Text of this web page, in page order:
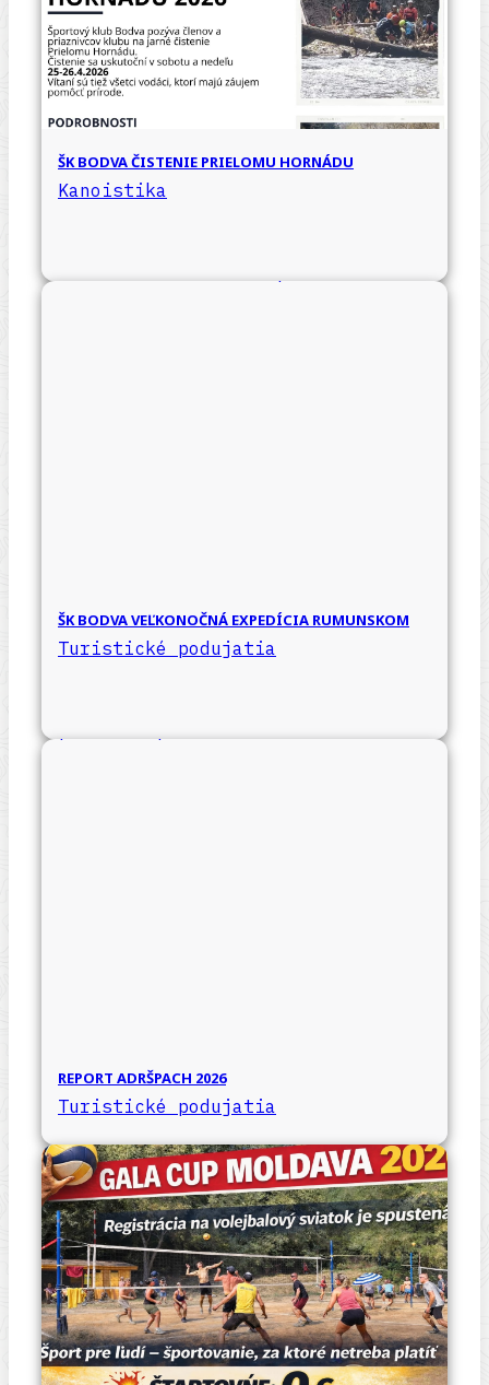
ŠK BODVA ČISTENIE PRIELOMU HORNÁDU
Kanoistika
ŠK BODVA VEĽKONOČNÁ EXPEDÍCIA RUMUNSKOM
Turistické podujatia
REPORT ADRŠPACH 2026
Turistické podujatia